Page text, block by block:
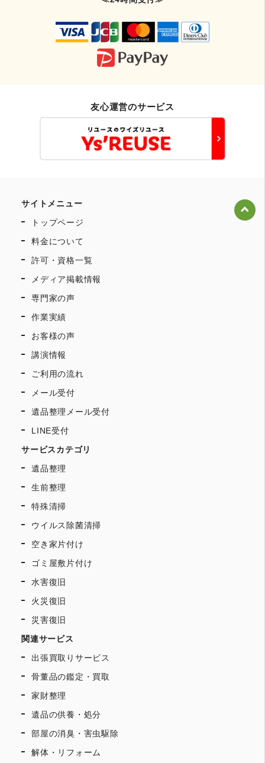
友心運営のサービス
サイトメニュー
トップページ
料金について
許可・資格一覧
メディア掲載情報
専門家の声
作業実績
お客様の声
講演情報
ご利用の流れ
メール受付
遺品整理メール受付
LINE受付
サービスカテゴリ
遺品整理
生前整理
特殊清掃
ウイルス除菌清掃
空き家片付け
ゴミ屋敷片付け
水害復旧
火災復旧
災害復旧
関連サービス
出張買取りサービス
骨董品の鑑定・買取
家財整理
遺品の供養・処分
部屋の消臭・害虫駆除
解体・リフォーム